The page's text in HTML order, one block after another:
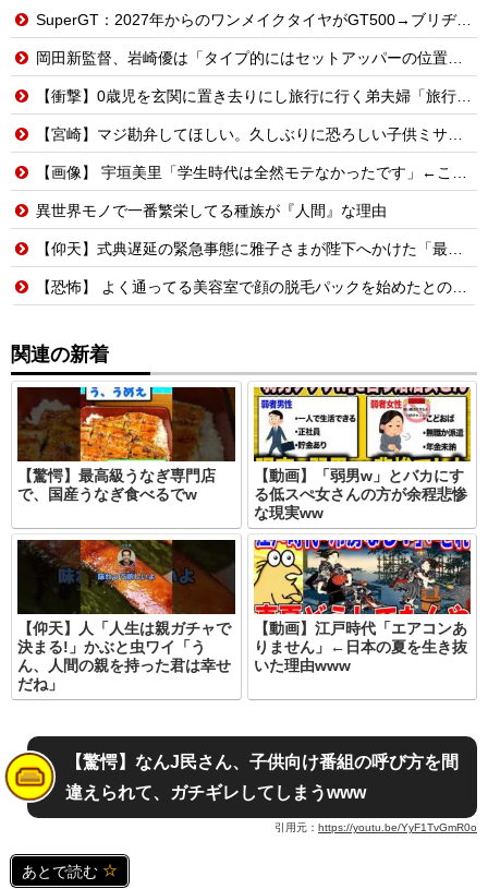
SuperGT：2027年からのワンメイクタイヤがGT500→ブリヂストン、GT300→ダンロップに決まったわけだが
岡田新監督、岩崎優は「タイプ的にはセットアッパーの位置が一番合うてる」←おーん
【衝撃】0歳児を玄関に置き去りにし旅行に行く弟夫婦「旅行中、1ヶ月世話しろw」18年後に返せと言われ「お前らの子供、捨てたよ?」「は!?」
【宮崎】マジ勘弁してほしい。久しぶりに恐ろしい子供ミサイルを見た。
【画像】 宇垣美里「学生時代は全然モテなかったです」←これほんまかぁ？w w w w w w w w
異世界モノで一番繁栄してる種族が『人間』な理由
【仰天】式典遅延の緊急事態に雅子さまが陛下へかけた「最高の一言」とは? 楽曲提供:株式会社FLMusic
【恐怖】 よく通ってる美容室で顔の脱毛パックを始めたとのことだったので試してみることに→パックを顔に塗られた後、鏡を見てみたらそこには・・・
関連の新着
【驚愕】最高級うなぎ専門店
で、国産うなぎ食べるでw
【動画】「弱男w」とバカにす
る低スぺ女さんの方が余程悲惨
な現実ww
【仰天】人「人生は親ガチャで
決まる!」かぶと虫ワイ「う
ん、人間の親を持った君は幸せ
だね」
【動画】江戸時代「エアコンあ
りません」←日本の夏を生き抜
いた理由www
【驚愕】なんJ民さん、子供向け番組の呼び方を間
違えられて、ガチギレしてしまうwww
引用元： https://youtu.be/YyF1TvGmR0o
あとで読む